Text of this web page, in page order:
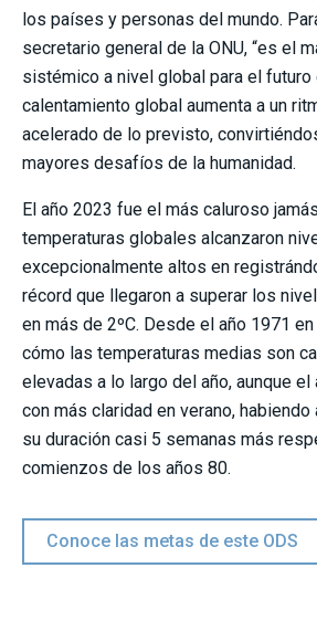
los países y personas del mundo.
secretario general de la ONU, “es el
sistémico a nivel global para el futuro
calentamiento global aumenta a un
acelerado de lo previsto,
mayores desafíos de la humanidad.
El año 2023 fue el más caluroso
temperaturas globales alcanzaron
excepcionalmente altos en
récord que llegaron a superar los
en más de 2ºC. Desde el año 1971
cómo las temperaturas medias son
elevadas a lo largo del año, aunque
con más claridad en verano,
su duración casi 5 semanas más
comienzos de los años 80.
Conoce las metas de este ODS